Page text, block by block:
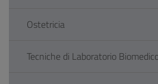
Ostetricia
Tecniche di Laboratorio